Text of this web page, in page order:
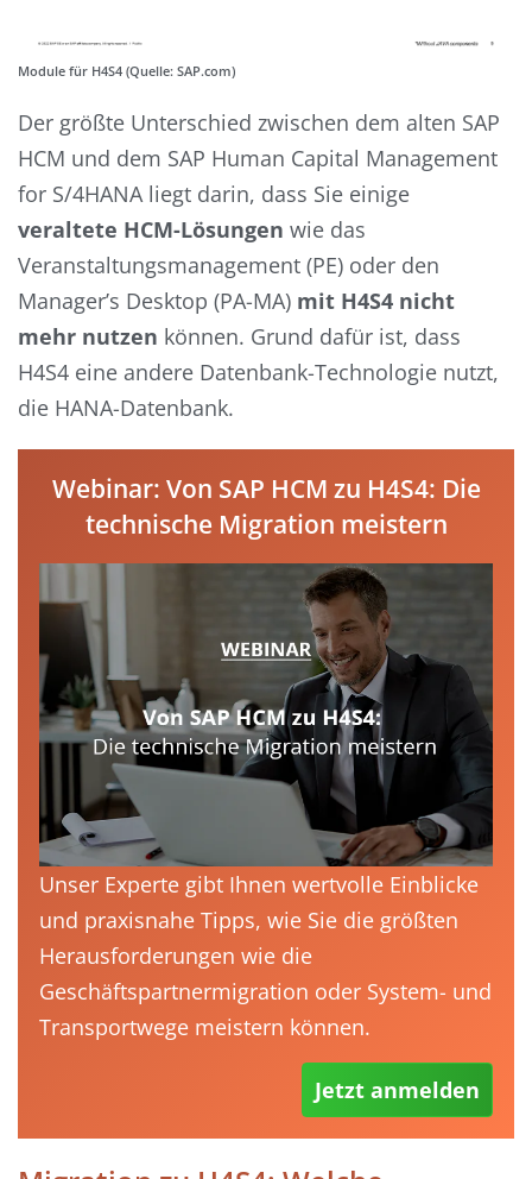
Module für H4S4 (Quelle: SAP.com)
Der größte Unterschied zwischen dem alten SAP
HCM und dem SAP Human Capital Management
for S/4HANA liegt darin, dass Sie einige
veraltete HCM-Lösungen wie das
Veranstaltungsmanagement (PE) oder den
Manager’s Desktop (PA-MA) mit H4S4 nicht
mehr nutzen können. Grund dafür ist, dass
H4S4 eine andere Datenbank-Technologie nutzt,
die HANA-Datenbank.
Webinar: Von SAP HCM zu H4S4: Die
technische Migration meistern
Unser Experte gibt Ihnen wertvolle Einblicke
und praxisnahe Tipps, wie Sie die größten
Herausforderungen wie die
Geschäftspartnermigration oder System- und
Transportwege meistern können.
Jetzt anmelden